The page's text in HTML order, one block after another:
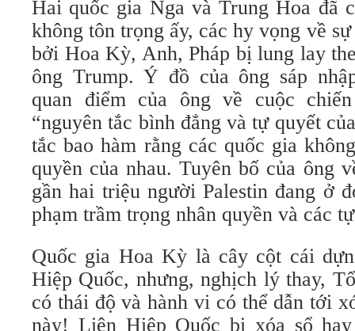
Hai quốc gia Nga và Trung Hoa đã
không tôn trọng ấy, các hy vọng về
bởi Hoa Kỳ, Anh, Pháp bị lung lay
ông Trump. Ý đồ của ông sáp
quan điểm của ông về cuộc
“nguyên tắc bình đẳng và tự quyết
tắc bao hàm rằng các quốc gia
quyền của nhau. Tuyên bố của ông
gần hai triệu người Palestin đang ở
phạm trầm trọng nhân quyền và các
Quốc gia Hoa Kỳ là cây cột cái
Hiệp Quốc, nhưng, nghịch lý thay,
có thái độ và hành vi có thể dẫn tới
này! Liên Hiệp Quốc bị xóa sổ